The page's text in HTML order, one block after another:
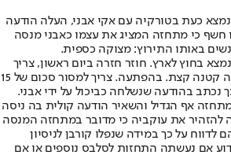
כעת בטורקיה עם אקי אבני, העלה הודעה
חשף כי מתחזה המציג את עצמו כאבני מנסה
בחוץ לארץ. חוזר חזרה ביום ראשון, צריך
טובה ענקית. נפלה לי בעיה קטנה קצת. בהפתעה. צריך למסור סכום של 15
בהודעה שנשלחה כביכול על ידי אבני.
אף הגדיל והשאיר הודעה קולית בה ניסה
להזהיר את עוקביה כי מדובר במתחזה המנסה
על כך במידה שנפלו קורבן לניסיון
אם נעשתה התחזות לסלבס נוספים או אם